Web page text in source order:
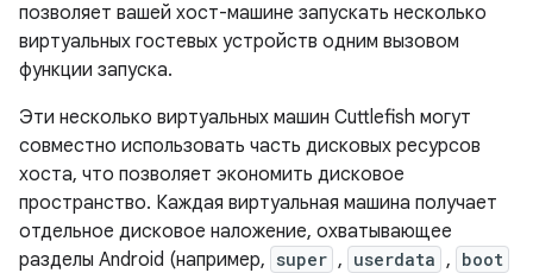
позволяет вашей хост-машине запускать несколько
виртуальных гостевых устройств одним вызовом
функции запуска.
Эти несколько виртуальных машин Cuttlefish могут
совместно использовать часть дисковых ресурсов
хоста, что позволяет экономить дисковое
пространство. Каждая виртуальная машина получает
отдельное дисковое наложение, охватывающее
разделы Android (например, super , userdata , boot